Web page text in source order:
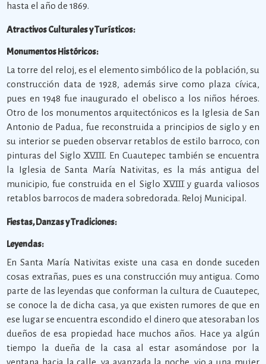
hasta el año de 1869.
Atractivos Culturales y Turísticos:
Monumentos Históricos:
La torre del reloj, es el elemento simbólico de la población, su
construcción data de 1928, además sirve como plaza cívica,
pues en 1948 fue inaugurado el obelisco a los niños héroes.
Otro de los monumentos arquitectónicos es la Iglesia de San
Antonio de Padua, fue reconstruida a principios de siglo y en
su interior se pueden observar retablos de estilo barroco, con
pinturas del Siglo XVIII. En Cuautepec también se encuentra
la Iglesia de Santa María Nativitas, es la más antigua del
municipio, fue construida en el Siglo XVIII y guarda valiosos
retablos barrocos de madera sobredorada. Reloj Municipal.
Fiestas, Danzas y Tradiciones:
Leyendas:
En Santa María Nativitas existe una casa en donde suceden
cosas extrañas, pues es una construcción muy antigua. Como
parte de las leyendas que conforman la cultura de Cuautepec,
se conoce la de dicha casa, ya que existen rumores de que en
ese lugar se encuentra escondido el dinero que atesoraban los
dueños de esa propiedad hace muchos años. Hace ya algún
tiempo la dueña de la casa al estar asomándose por la
ventana hacia la calle, ya avanzada la noche, vio a una mujer